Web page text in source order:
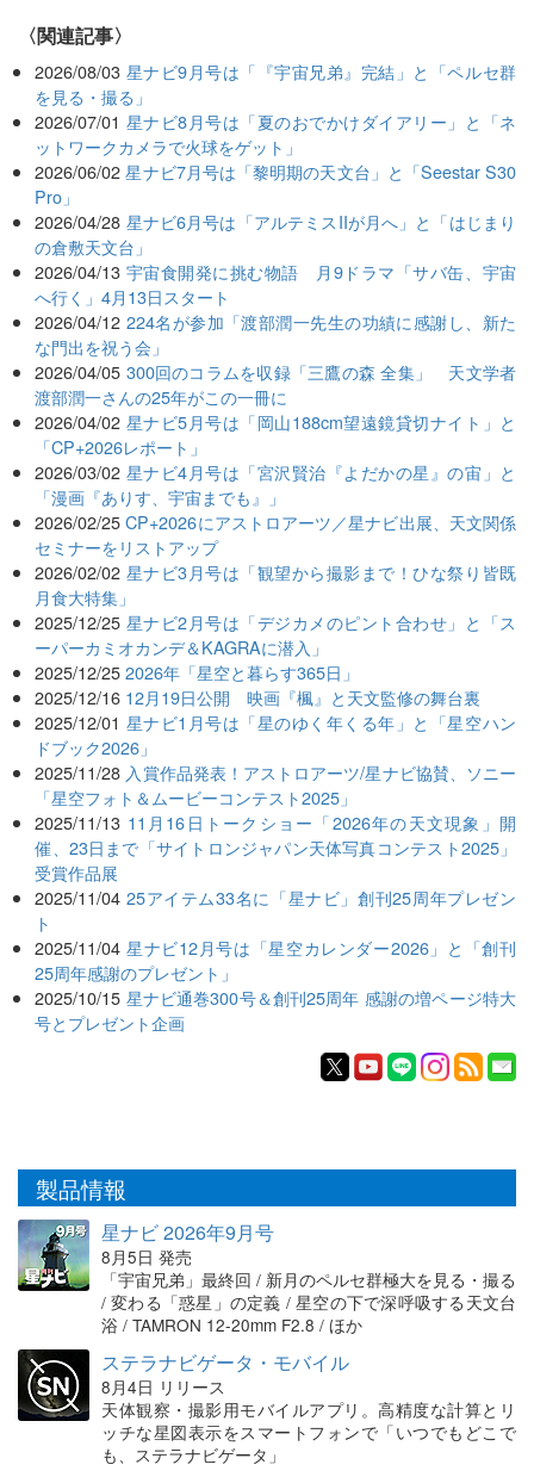
関連記事
2026/08/03 星ナビ9月号は「『宇宙兄弟』完結」と「ペルセ群
を見る・撮る」
2026/07/01 星ナビ8月号は「夏のおでかけダイアリー」と「ネ
ットワークカメラで火球をゲット」
2026/06/02 星ナビ7月号は「黎明期の天文台」と「Seestar S30
Pro」
2026/04/28 星ナビ6月号は「アルテミスIIが月へ」と「はじまり
の倉敷天文台」
2026/04/13 宇宙食開発に挑む物語 月9ドラマ「サバ缶、宇宙
へ行く」4月13日スタート
2026/04/12 224名が参加「渡部潤一先生の功績に感謝し、新た
な門出を祝う会」
2026/04/05 300回のコラムを収録「三鷹の森 全集」 天文学者
渡部潤一さんの25年がこの一冊に
2026/04/02 星ナビ5月号は「岡山188cm望遠鏡貸切ナイト」と
「CP+2026レポート」
2026/03/02 星ナビ4月号は「宮沢賢治『よだかの星』の宙」と
「漫画『ありす、宇宙までも』」
2026/02/25 CP+2026にアストロアーツ／星ナビ出展、天文関係
セミナーをリストアップ
2026/02/02 星ナビ3月号は「観望から撮影まで！ひな祭り皆既
月食大特集」
2025/12/25 星ナビ2月号は「デジカメのピント合わせ」と「ス
ーパーカミオカンデ＆KAGRAに潜入」
2025/12/25 2026年「星空と暮らす365日」
2025/12/16 12月19日公開 映画『楓』と天文監修の舞台裏
2025/12/01 星ナビ1月号は「星のゆく年くる年」と「星空ハン
ドブック2026」
2025/11/28 入賞作品発表！アストロアーツ/星ナビ協賛、ソニー
「星空フォト＆ムービーコンテスト2025」
2025/11/13 11月16日トークショー「2026年の天文現象」開
催、23日まで「サイトロンジャパン天体写真コンテスト2025」
受賞作品展
2025/11/04 25アイテム33名に「星ナビ」創刊25周年プレゼン
ト
2025/11/04 星ナビ12月号は「星空カレンダー2026」と「創刊
25周年感謝のプレゼント」
2025/10/15 星ナビ通巻300号＆創刊25周年 感謝の増ページ特大
号とプレゼント企画
製品情報
星ナビ 2026年9月号
8月5日 発売
「宇宙兄弟」最終回 / 新月のペルセ群極大を見る・撮る
/ 変わる「惑星」の定義 / 星空の下で深呼吸する天文台
浴 / TAMRON 12-20mm F2.8 / ほか
ステラナビゲータ・モバイル
8月4日 リリース
天体観察・撮影用モバイルアプリ。高精度な計算とリ
ッチな星図表示をスマートフォンで「いつでもどこで
も、ステラナビゲータ」